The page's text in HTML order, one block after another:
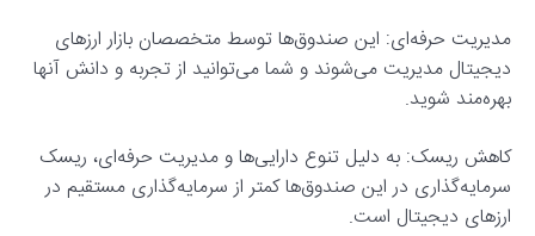
مدیریت حرفه‌ای: این صندوق‌ها توسط متخصصان بازار ارزهای
دیجیتال مدیریت می‌شوند و شما می‌توانید از تجربه و دانش آنها
بهره‌مند شوید.
کاهش ریسک: به دلیل تنوع دارایی‌ها و مدیریت حرفه‌ای، ریسک
سرمایه‌گذاری در این صندوق‌ها کمتر از سرمایه‌گذاری مستقیم در
ارزهای دیجیتال است.